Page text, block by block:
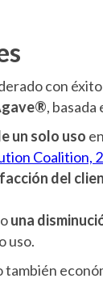
con
,
un solo uso
Coalition,
del
una
uso.
también